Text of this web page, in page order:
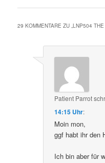
29 KOMMENTARE ZU „LNP504
Patient Parrot
14:15 Uhr:
Moin mon,
ggf habt ihr den
Ich bin aber für